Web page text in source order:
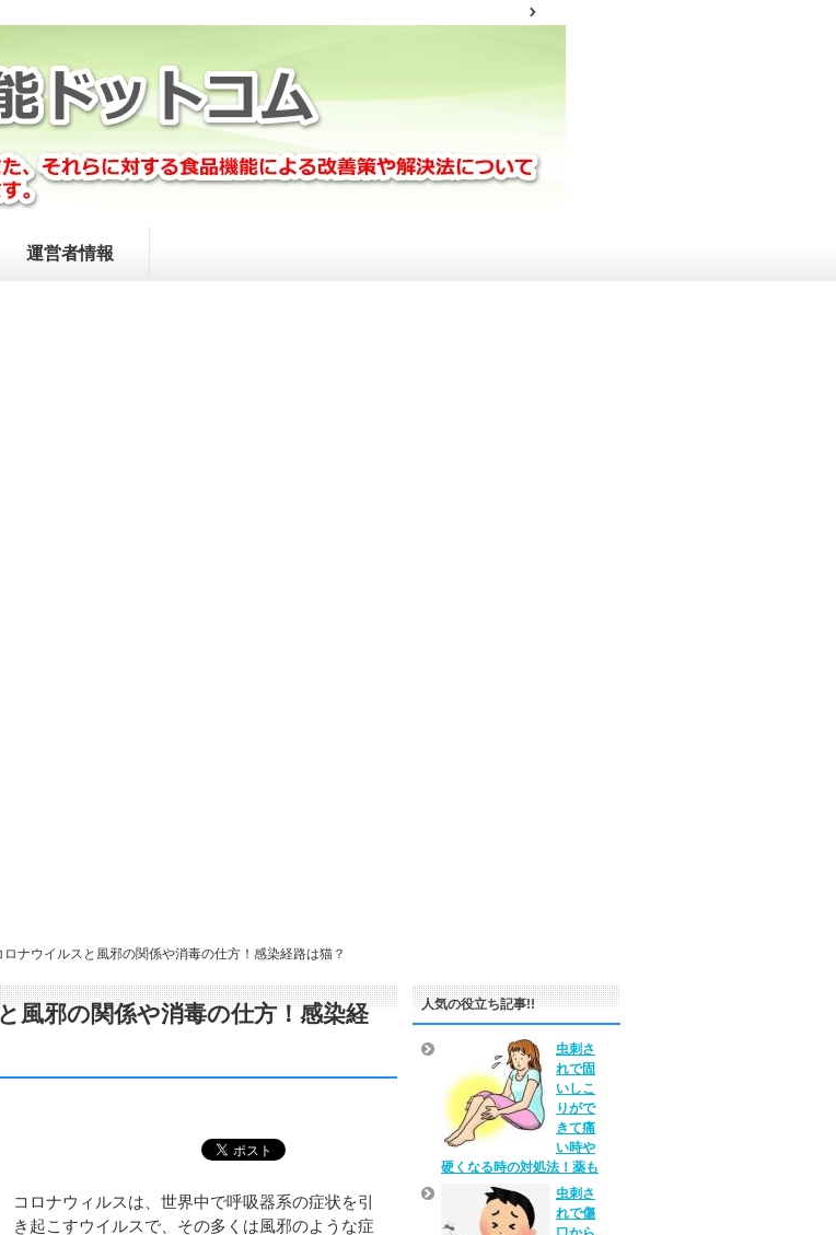
運営者情報
ロナウイルスと風邪の関係や消毒の仕方！感染経路は猫？
風邪の関係や消毒の仕方！感染経
コロナウィルスは、世界中で呼吸器系の症状を引
き起こすウイルスで、その多くは風邪のような症
人気の役立ち記事!!
虫刺さ
れで固
いしこ
りがで
きて痛
い時や
硬くなる時の対処法！薬も
虫刺さ
れで傷